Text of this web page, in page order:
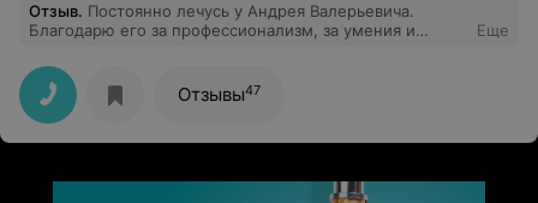
Отзыв. Постоянно лечусь у Андрея Валерьевича.
Благодарю его за профессионализм, за умения и
очень внимательным подходом к пациенту.
Еще
Отзывы47